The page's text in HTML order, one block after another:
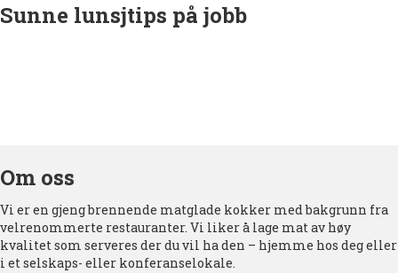
Sunne lunsjtips på jobb
Om oss
Vi er en gjeng brennende matglade kokker med bakgrunn fra
velrenommerte restauranter. Vi liker å lage mat av høy
kvalitet som serveres der du vil ha den – hjemme hos deg eller
i et selskaps- eller konferanselokale.